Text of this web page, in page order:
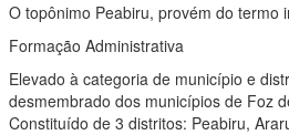
O topônimo Peabiru, provém do termo
Formação Administrativa
Elevado à categoria de município e
desmembrado dos municípios de Foz
Constituído de 3 distritos: Peabiru,